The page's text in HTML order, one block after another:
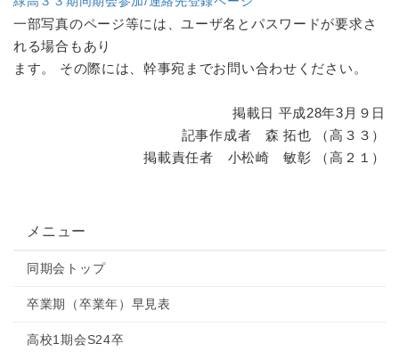
一部写真のページ等には、ユーザ名とパスワードが要求さ
れる場合もあり
ます。 その際には、幹事宛までお問い合わせください。
掲載日 平成28年3月９日
記事作成者 森 拓也 （高３３）
掲載責任者 小松崎 敏彰 （高２１）
メニュー
同期会トップ
卒業期（卒業年）早見表
高校1期会S24卒